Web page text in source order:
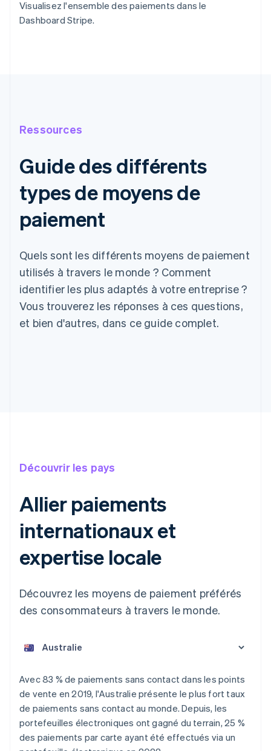
Visualisez l'ensemble des paiements dans le
Dashboard Stripe.
Ressources
Guide des différents
types de moyens de
paiement
Quels sont les différents moyens de paiement
utilisés à travers le monde ? Comment
identifier les plus adaptés à votre entreprise ?
Vous trouverez les réponses à ces questions,
et bien d'autres, dans ce guide complet.
Découvrir les pays
Allier paiements
internationaux et
expertise locale
Découvrez les moyens de paiement préférés
des consommateurs à travers le monde.
Avec 83 % de paiements sans contact dans les points
de vente en 2019, l'Australie présente le plus fort taux
de paiements sans contact au monde. Depuis, les
portefeuilles électroniques ont gagné du terrain, 25 %
des paiements par carte ayant été effectués via un
Allemagne
Australie
English
Autriche
Deutsch English
Belgique
NederlandsFrançaisDeutschEnglish